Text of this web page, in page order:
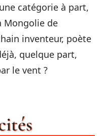
catégorie à part,
de
inventeur, poète
quelque part,
le vent ?